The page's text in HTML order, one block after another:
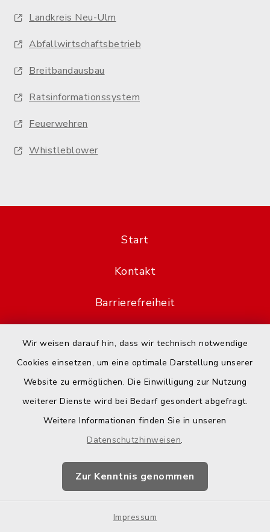
Wir weisen darauf hin, dass wir technisch notwendige
Cookies einsetzen, um eine optimale Darstellung unserer
Website zu ermöglichen. Die Einwilligung zur Nutzung
weiterer Dienste wird bei Bedarf gesondert abgefragt.
Weitere Informationen finden Sie in unseren
Datenschutzhinweisen.
Zur Kenntnis genommen
Impressum
Landkreis Neu-Ulm
Abfallwirtschaftsbetrieb
Breitbandausbau
Ratsinformationssystem
Feuerwehren
Whistleblower
Start
Kontakt
Barrierefreiheit
Impressum
Hotspot-Nutzung
Sitemap
Cookie-Einstellungen